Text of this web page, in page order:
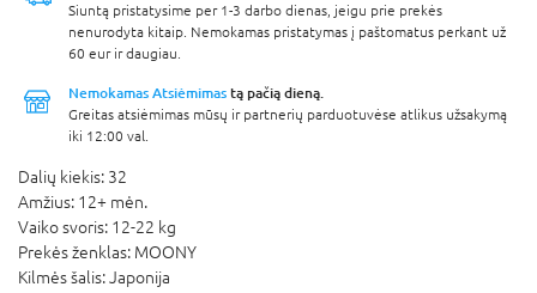
Siuntą pristatysime per 1-3 darbo dienas, jeigu prie prekės
nenurodyta kitaip. Nemokamas pristatymas į paštomatus perkant už
60 eur ir daugiau.
Nemokamas Atsiėmimas tą pačią dieną.
Greitas atsiėmimas mūsų ir partnerių parduotuvėse atlikus užsakymą
iki 12:00 val.
Dalių kiekis: 32
Amžius: 12+ mėn.
Vaiko svoris: 12-22 kg
Prekės ženklas: MOONY
Kilmės šalis:Japonija